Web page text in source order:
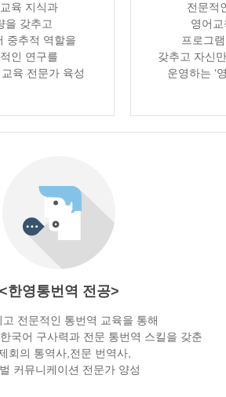
육 지식과
을 갖추고
중추적 역할을
인 연구를
육 전문가 육성
전문적
영어
프로그
갖추고 자신
운영하는 ‘
<한영통번역 전공>
고 전문적인 통번역 교육을 통해
국어 구사력과 전문 통번역 스킬을 갖춘
회의 통역사,전문 번역사,
커뮤니케이션 전문가 양성